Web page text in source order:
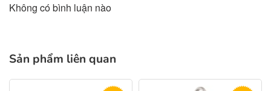
Không có bình luận nào
Sản phẩm liên quan